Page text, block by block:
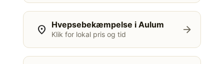
location_on Hvepsebekæmpelse i Aulum
Klik for lokal pris og tid arrow_forward